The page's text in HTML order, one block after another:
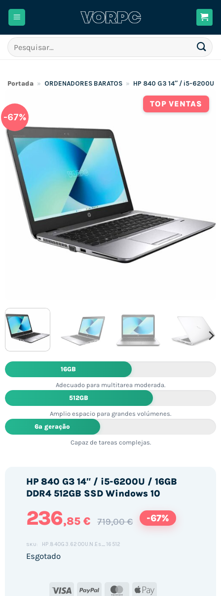
Pesquisar
por:
Portada » ORDENADORES BARATOS » HP 840 G3 14″ / i5-6200U /
TOP VENTAS
-67%
16GB
Adecuado para multitarea moderada.
512GB
Amplio espacio para grandes volúmenes.
6ª geração
Capaz de tareas complejas.
HP 840 G3 14″ / i5-6200U / 16GB
DDR4 512GB SSD Windows 10
236,85 € 719,00 € -67%
SKU: HP.840G3.6200U.N.Es_16512
Esgotado
Visa PayPal MasterCard
Apple